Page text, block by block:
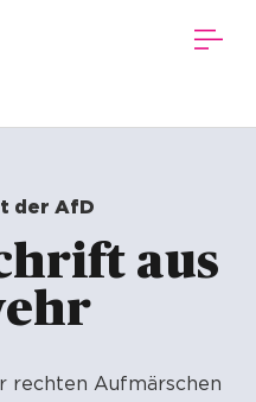
der AfD
aus
rechten Aufmärschen